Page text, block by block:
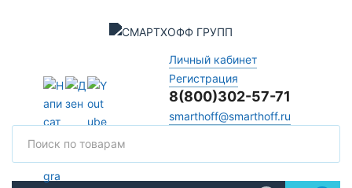
Личный кабинет
Регистрация
8(800)302-57-71
smarthoff@smarthoff.ru